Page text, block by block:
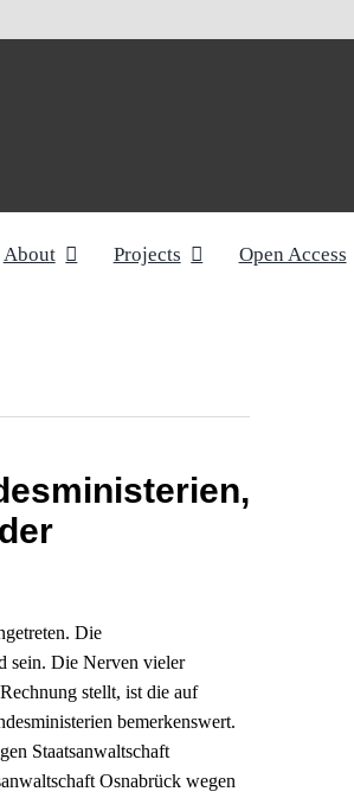
About Projects Open Access
Die
sein. Die Nerven vieler
stellt, ist die auf
bemerkenswert.
Staatsanwaltschaft
Osnabrück wegen